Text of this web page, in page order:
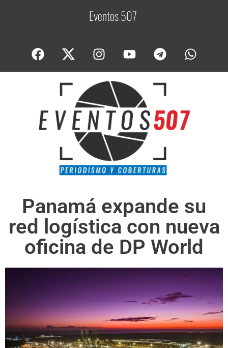
Eventos 507C
Panamá expande su
red logística con nueva
oficina de DP World